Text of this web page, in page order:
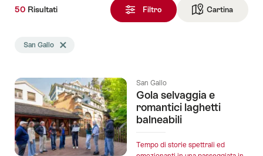
Risultati
Filtro Cartina
50 Risultati
ricerca
filtrata
base
seguenti
San Gallo Elimina tag San Gallo
San Gallo
Gola selvaggia e
romantici laghetti
balneabili
Tempo di storie spettrali ed